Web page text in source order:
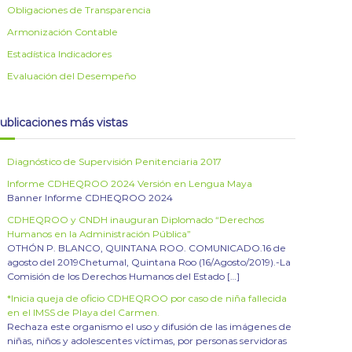
Obligaciones de Transparencia
Armonización Contable
Estadística Indicadores
Evaluación del Desempeño
más vistas
Diagnóstico de Supervisión Penitenciaria 2017
Informe CDHEQROO 2024 Versión en Lengua Maya
Banner Informe CDHEQROO 2024
CDHEQROO y CNDH inauguran Diplomado “Derechos
Humanos en la Administración Pública”
OTHÓN P. BLANCO, QUINTANA ROO. COMUNICADO.16 de
agosto del 2019Chetumal, Quintana Roo (16/Agosto/2019).-La
Comisión de los Derechos Humanos del Estado […]
*Inicia queja de oficio CDHEQROO por caso de niña fallecida
en el IMSS de Playa del Carmen.
Rechaza este organismo el uso y difusión de las imágenes de
niñas, niños y adolescentes víctimas, por personas servidoras